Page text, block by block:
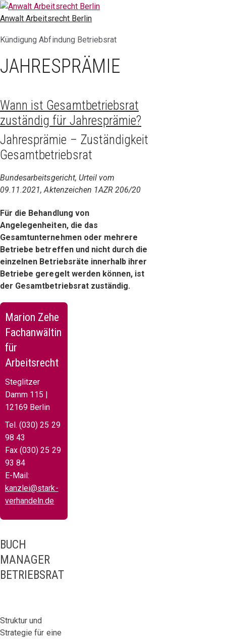
Zum
Inhalt
Anwalt Arbeitsrecht Berlin
Kündigung Abfindung Betriebsrat
JAHRESPRÄMIE
Wann ist Gesamtbetriebsrat
zuständig für Jahresprämie?
Jahresprämie – Zuständigkeit
Gesamtbetriebsrat
Bundesarbeitsgericht, Urteil vom
09.11.2021, Aktenzeichen 1AZR 206/20
Für die Behandlung von
Angelegenheiten, die das
Gesamtunternehmen oder mehrere
Betriebe betreffen und nicht durch die
einzelnen Betriebsräte innerhalb ihrer
Betriebe geregelt werden können, ist
der Gesamtbetriebsrat zuständig.
Marion Zehe
Fachanwältin
für
Arbeitsrecht
Steglitzer
Damm 115 |
12169 Berlin
Tel. (030) 25 29
98 43
Fax (030) 25 29
93 84
E-Mail:
kanzlei@stark-
verhandeln.de
BUCH
MANAGER
BETRIEBSRAT
Struktur und
Strategie für eine